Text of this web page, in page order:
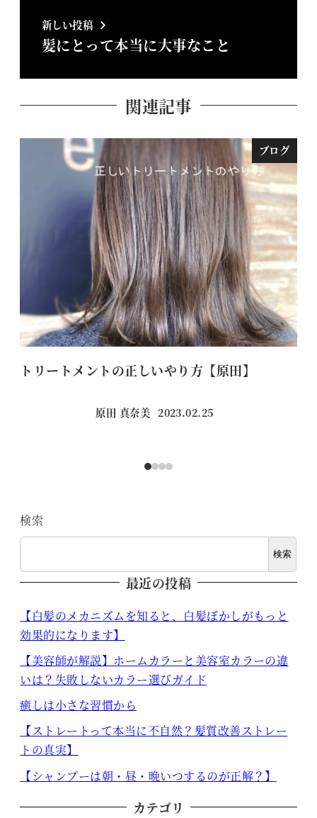
新しい投稿
髪にとって本当に大事なこと
関連記事
ブログ
トリートメントの正しいやり方【原田】
原田 真奈美 投稿日
2023.02.25
検索
検索
最近の投稿
【白髪のメカニズムを知ると、白髪ぼかしがもっと
効果的になります】
【美容師が解説】ホームカラーと美容室カラーの違
いは？失敗しないカラー選びガイド
癒しは小さな習慣から
【ストレートって本当に不自然？髪質改善ストレー
トの真実】
【シャンプーは朝・昼・晩いつするのが正解？】
カテゴリ